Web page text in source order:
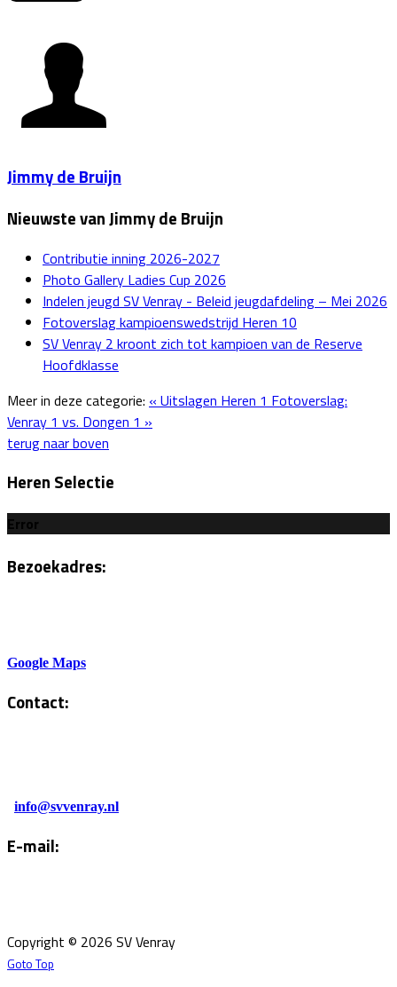
Jimmy de Bruijn
Nieuwste van Jimmy de Bruijn
Contributie inning 2026-2027
Photo Gallery Ladies Cup 2026
Indelen jeugd SV Venray - Beleid jeugdafdeling – Mei 2026
Fotoverslag kampioenswedstrijd Heren 10
SV Venray 2 kroont zich tot kampioen van de Reserve
Hoofdklasse
Meer in deze categorie: « Uitslagen Heren 1 Fotoverslag:
Venray 1 vs. Dongen 1 »
terug naar boven
Heren Selectie
Error
Bezoekadres:
Google Maps
Contact:
info@svvenray.nl
E-mail:
Copyright © 2026 SV Venray
Goto Top